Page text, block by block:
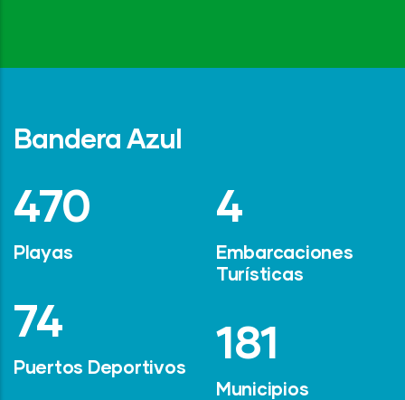
Bandera Azul
642
Playas
101
Puertos Deportivos
6
Embarcaciones
Turísticas
247
Municipios